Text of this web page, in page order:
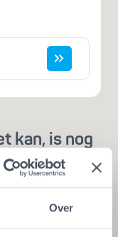
Over
kan, is nog
je aan de
behangers,